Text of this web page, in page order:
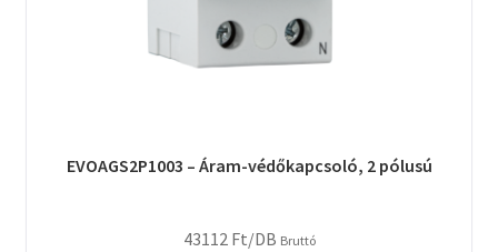
EVOAGS2P1003 – Áram-védőkapcsoló, 2 pólusú
43112 Ft/DB Bruttó